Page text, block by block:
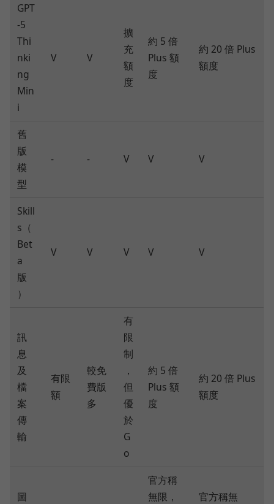
GPT
-5
Thi
nki
ng
Min
i
V V
擴
充
額
度
約 5 倍
Plus 額
度
約 20 倍 Plus
額度
舊
版
模
型
- - V V V
Skill
s（
Bet
a
版
）
V V V V V
訊
息
及
檔
案
傳
輸
有限
額
較免
費版
多
有
限
制
，
但
優
於
G
o
約 5 倍
Plus 額
度
約 20 倍 Plus
額度
圖
官方稱
無限，
官方稱無